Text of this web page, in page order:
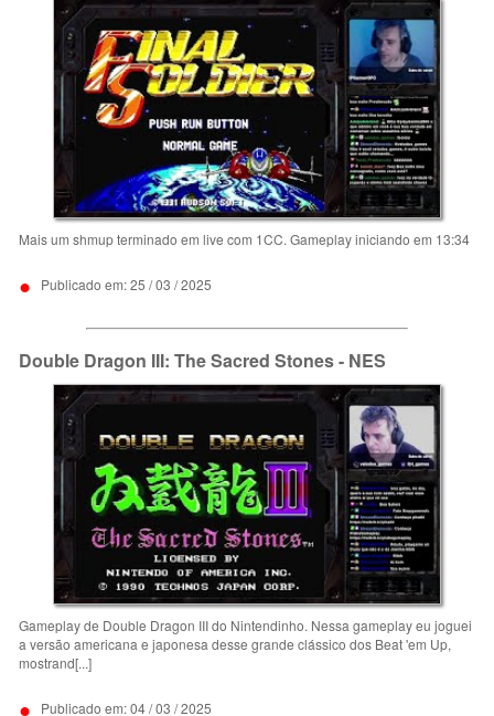
Mais um shmup terminado em live com 1CC. Gameplay iniciando em 13:34
• Publicado em: 25 / 03 / 2025
Double Dragon III: The Sacred Stones - NES
Gameplay de Double Dragon III do Nintendinho. Nessa gameplay eu joguei
a versão americana e japonesa desse grande clássico dos Beat 'em Up,
mostrand[...]
Publicado em: 04 / 03 / 2025